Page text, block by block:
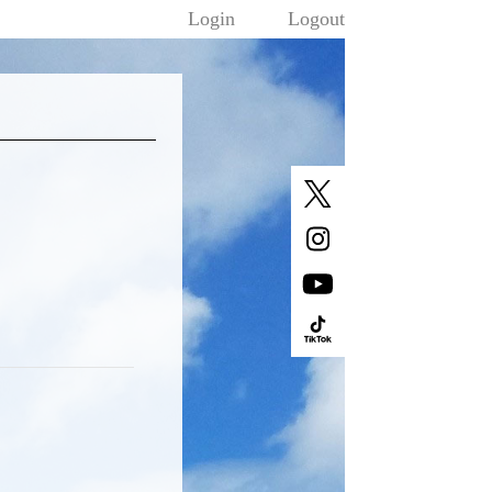
Login Logout